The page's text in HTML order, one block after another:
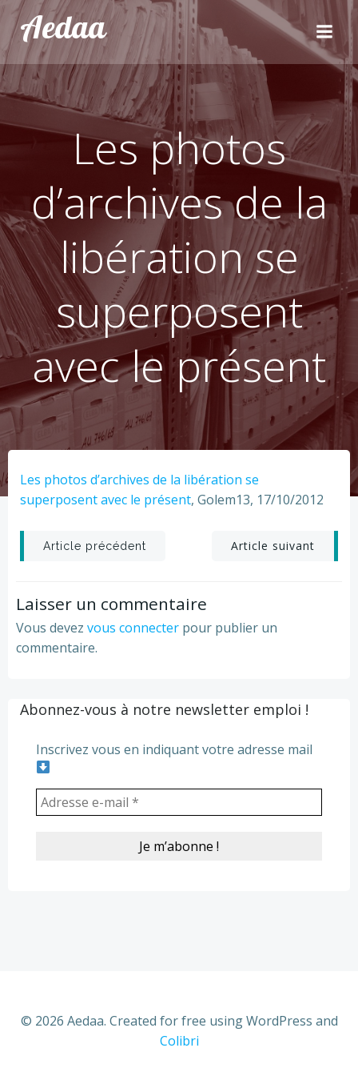
Aller
au
contenu
Aedaa
Les photos
d’archives de la
libération se
superposent
avec le présent
Les photos d’archives de la libération se
superposent avec le présent, Golem13, 17/10/2012
Post
navigation
Article précédent
Post
navigation
Article suivant
Laisser un commentaire
Vous devez vous connecter pour publier un
commentaire.
Abonnez-vous à notre newsletter emploi !
Inscrivez vous en indiquant votre adresse mail
© 2026 Aedaa. Created for free using WordPress and
Colibri